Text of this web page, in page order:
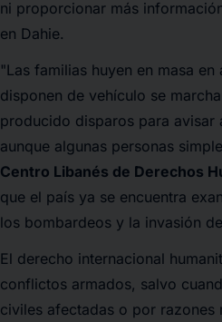
ni proporcionar más
en Dahie.
"Las familias huyen en masa
disponen de vehículo se
producido disparos para avisar
aunque algunas personas
Centro Libanés de Derechos
que el país ya se encuentra
los bombardeos y la invasión
El derecho internacional
conflictos armados, salvo
civiles afectadas o por razones